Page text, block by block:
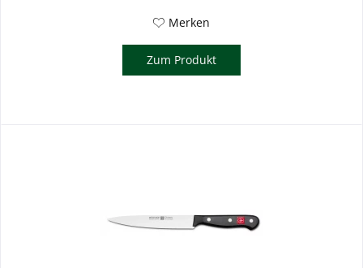
Merken
Zum Produkt